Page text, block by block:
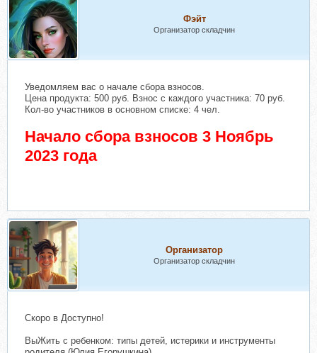
Фэйт
Организатор складчин
Уведомляем вас о начале сбора взносов.
Цена продукта: 500 руб. Взнос с каждого участника: 70 руб.
Кол-во участников в основном списке: 4 чел.
Начало сбора взносов 3 Ноябрь
2023 года
Организатор
Организатор складчин
Скоро в Доступно!
ВыЖить с ребенком: типы детей, истерики и инструменты